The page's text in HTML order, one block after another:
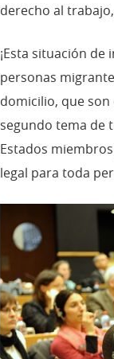
derecho al
¡Esta situación
personas
domicilio, que
segundo tema de
Estados
legal para toda